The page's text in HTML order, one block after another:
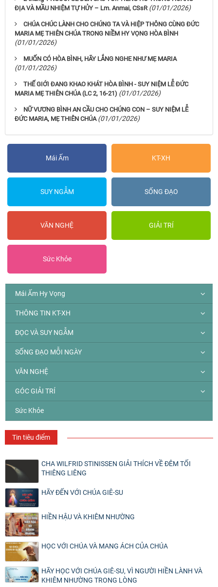
ĐỊA VÀ MẦU NHIỆM TỰ HỦY – Lm. Anmai, CSsR (01/01/2026)
CHÚA CHÚC LÀNH CHO CHÚNG TA VÀ HIỆP THÔNG CÙNG ĐỨC
MARIA MẸ THIÊN CHÚA TRONG NIỀM HY VỌNG HÒA BÌNH
(01/01/2026)
MUỐN CÓ HÒA BÌNH, HÃY LẮNG NGHE NHƯ MẸ MARIA
(01/01/2026)
THẾ GIỚI ĐANG KHAO KHÁT HÒA BÌNH - SUY NIỆM LỄ ĐỨC
MARIA MẸ THIÊN CHÚA (LC 2, 16-21) (01/01/2026)
NỮ VƯƠNG BÌNH AN CẦU CHO CHÚNG CON – SUY NIỆM LỄ
ĐỨC MARIA, MẸ THIÊN CHÚA (01/01/2026)
Mái Ấm KT-XH
SUY NGẪM SỐNG ĐẠO
VĂN NGHỆ GIẢI TRÍ
Sức Khỏe
Mái Ấm Hy Vọng
THÔNG TIN KT-XH
ĐỌC VÀ SUY NGẪM
SỐNG ĐẠO MỖI NGÀY
VĂN NGHỆ
GÓC GIẢI TRÍ
Sức Khỏe
Tin tiêu điểm
CHA WILFRID STINISSEN GIẢI THÍCH VỀ ĐÊM TỐI
THIÊNG LIÊNG
HÃY ĐẾN VỚI CHÚA GIÊ-SU
HIỀN HẬU VÀ KHIÊM NHƯỜNG
HỌC VỚI CHÚA VÀ MANG ÁCH CỦA CHÚA
HÃY HỌC VỚI CHÚA GIÊ-SU, VÌ NGƯỜI HIỀN LÀNH VÀ
KHIÊM NHƯỜNG TRONG LÒNG